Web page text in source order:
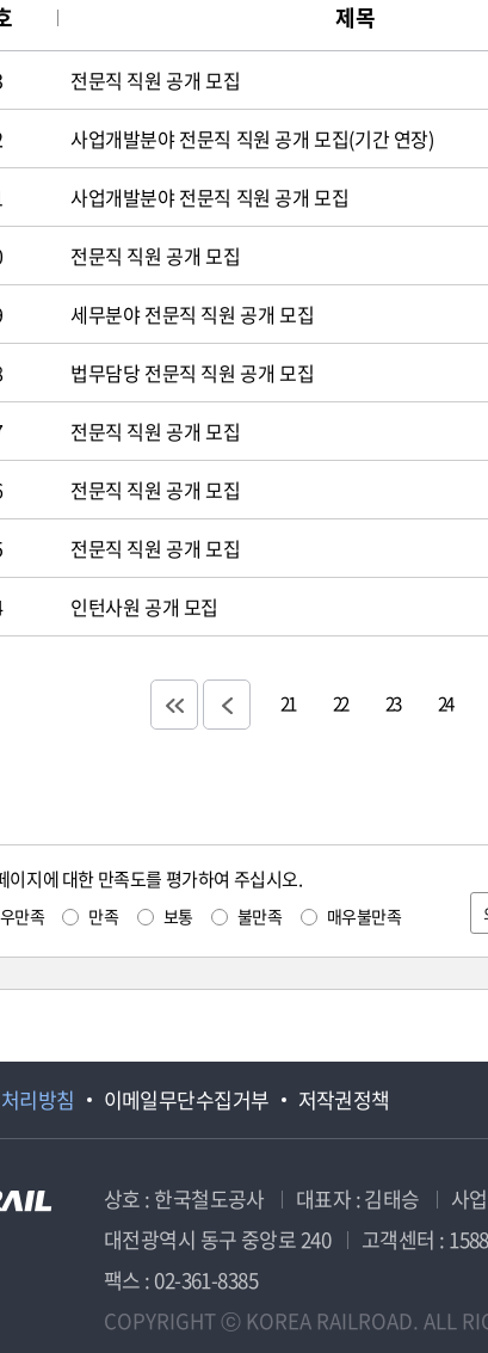
제목
전문직 직원 공개 모집
사업개발분야 전문직 직원 공개 모집(기간 연장)
사업개발분야 전문직 직원 공개 모집
전문직 직원 공개 모집
세무분야 전문직 직원 공개 모집
법무담당 전문직 직원 공개 모집
전문직 직원 공개 모집
전문직 직원 공개 모집
전문직 직원 공개 모집
인턴사원 공개 모집
21 22 23 24
이지에 대한 만족도를 평가하여 주십시오.
만족 만족 보통 불만족 매우불만족
리방침 이메일무단수집거부 저작권정책
상호 : 한국철도공사 대표자 : 김태승 사
대전광역시 동구 중앙로 240
고객센터 :
팩스 : 02-361-8385
COPYRIGHT ⓒ KOREA RAILROAD. ALL